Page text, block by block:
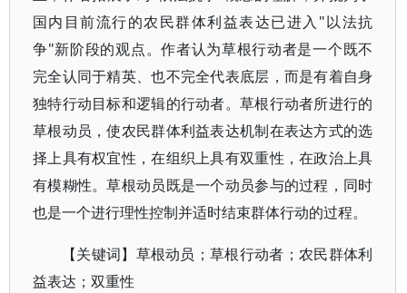
国内目前流行的农民群体利益表达已进入"以法抗
争"新阶段的观点。作者认为草根行动者是一个既不
完全认同于精英、也不完全代表底层，而是有着自身
独特行动目标和逻辑的行动者。草根行动者所进行的
草根动员，使农民群体利益表达机制在表达方式的选
择上具有权宜性，在组织上具有双重性，在政治上具
有模糊性。草根动员既是一个动员参与的过程，同时
也是一个进行理性控制并适时结束群体行动的过程。
【关键词】草根动员；草根行动者；农民群体利
益表达；双重性